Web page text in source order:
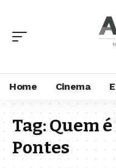
Home Cinema
Tag:Quem
Pontes